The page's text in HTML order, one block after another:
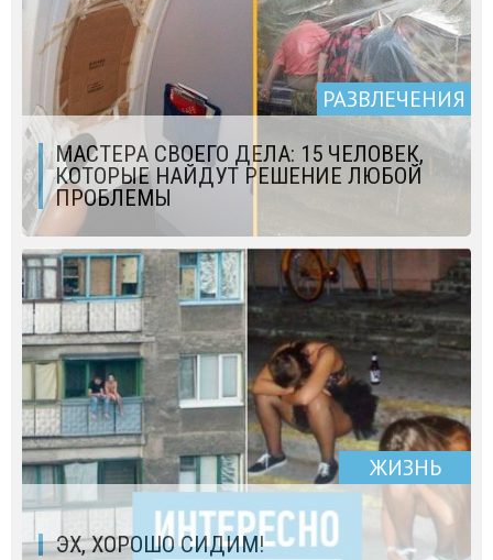
РАЗВЛЕЧЕНИЯ
МАСТЕРА СВОЕГО ДЕЛА: 15 ЧЕЛОВЕК,
КОТОРЫЕ НАЙДУТ РЕШЕНИЕ ЛЮБОЙ
ПРОБЛЕМЫ
ЖИЗНЬ
ЭХ, ХОРОШО СИДИМ!